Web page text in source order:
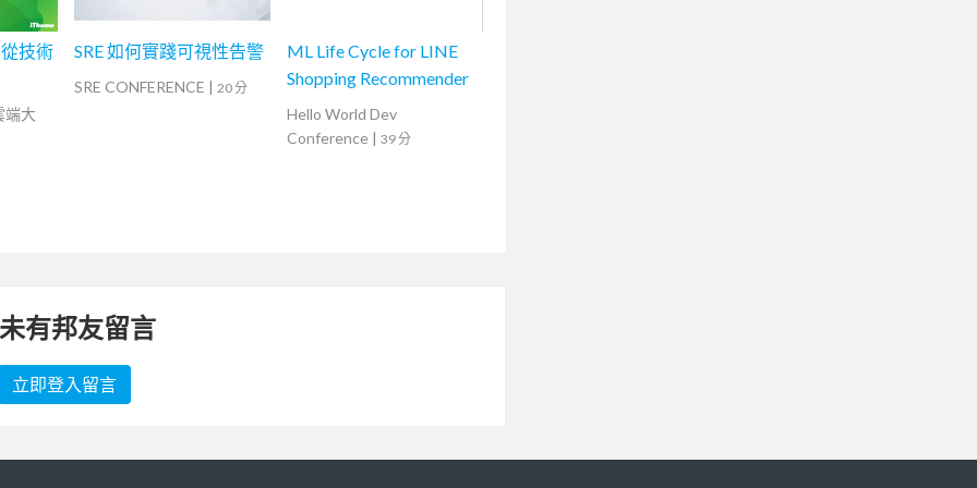
技術
端大
SRE 如何實踐可視性告警
SRE CONFERENCE | 20 分
ML Life Cycle for LINE
Shopping Recommender
Hello World Dev
Conference | 39 分
有邦友留言
立即登入留言